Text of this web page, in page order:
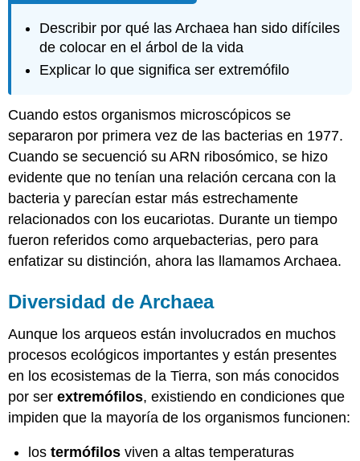
Describir por qué las Archaea han sido difíciles
de colocar en el árbol de la vida
Explicar lo que significa ser extremófilo
Cuando estos organismos microscópicos se
separaron por primera vez de las bacterias en 1977.
Cuando se secuenció su ARN ribosómico, se hizo
evidente que no tenían una relación cercana con la
bacteria y parecían estar más estrechamente
relacionados con los eucariotas. Durante un tiempo
fueron referidos como arquebacterias, pero para
enfatizar su distinción, ahora las llamamos Archaea.
Diversidad de Archaea
Aunque los arqueos están involucrados en muchos
procesos ecológicos importantes y están presentes
en los ecosistemas de la Tierra, son más conocidos
por serextremófilos, existiendo en condiciones que
impiden que la mayoría de los organismos funcionen:
lostermófilos viven a altas temperaturas